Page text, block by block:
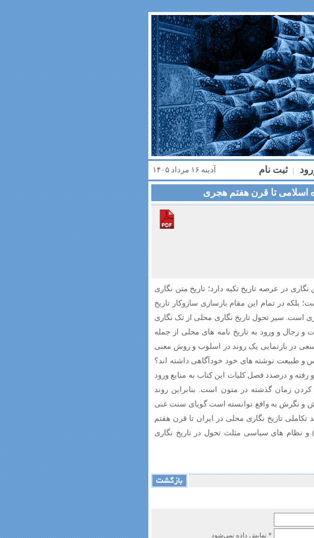
| ثبت نام آدینه ۱۶ مرداد ۱۴۰۵
اسلامی تا قرن هفتم هجری
در عرصه تاریخ تکیه دارد؛ تاریخ متن نگاری
بلکه در تمام این مقام بازسازی سازوکار تاریخ
است. سیر تحول تاریخ نگاری محلی از تک نگاری
و رجال و ورود به تاریخ نامه های محلی از جمله
سعی در بازنمایی یک روند در اسلوب و روش معنی
و طبیعت نوشته های خود خودآگاهی داشته اند؟
و درصدد فصل کلیات این کتاب به منابع ورود
زمان گذشته در متون است. بنابراین روند
و نگرش به واقع توانسته است گویای سنت غنی
تکاملی تاریخ نگاری محلی در ایران تا قرن هفتم
نظام های سیاسی مثلث تحول در تاریخ نگاری
* نمایش داده نمی‌شود